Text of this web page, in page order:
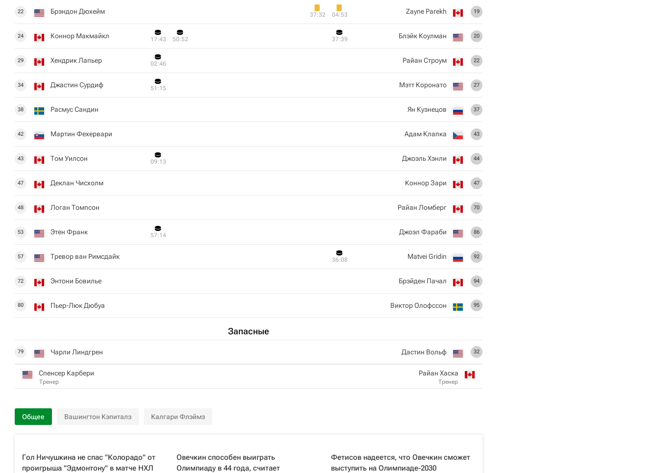
22 Брэндон Дюхейм
24 Коннор Макмайкл 17:43 50:52
29 Хендрик Лапьер 02:46
34 Джастин Сурдиф 51:15
38 Расмус Сандин
42 Мартин Фехервари
43 Том Уилсон 09:13
47 Деклан Чисхолм
48 Логан Томпсон
53 Этен Франк 57:14
57 Тревор ван Римсдайк
72 Энтони Бовилье
80 Пьер-Люк Дюбуа
Запасные
79 Чарли Линдгрен
Спенсер Карбери
Тренер
19
Zayne Parekh
04:53
37:32
20
Блэйк Коулман
37:39
22
Райан Строум
27
Мэтт Коронато
37
Ян Кузнецов
43
Адам Клапка
44
Джоэль Хэнли
47
Коннор Зари
70
Райан Ломберг
86
Джоэл Фараби
92
Matvei Gridin
36:08
94
Брэйден Пачал
95
Виктор Олофссон
32
Дастин Вольф
Райан Хаска
Тренер
Общее Вашингтон Кэпиталз Калгари Флэймз
Гол Ничушкина не спас "Колорадо" от
проигрыша "Эдмонтону" в матче НХЛ
Овечкин способен выиграть
Олимпиаду в 44 года, считает
Фетисов надеется, что Овечкин сможет
выступить на Олимпиаде-2030